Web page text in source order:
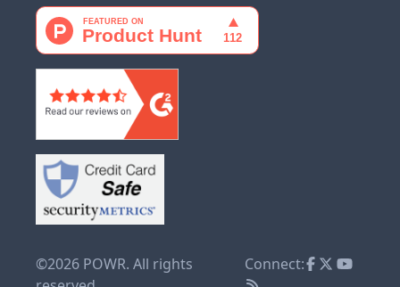
©2026 POWR. All rights
Connect: